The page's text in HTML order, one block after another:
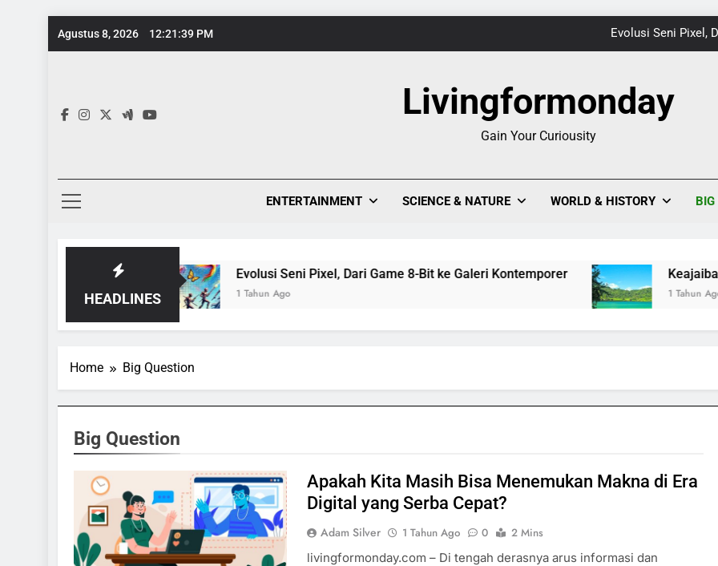
Agustus 8, 2026 12:21:39 PM Evolusi Seni Pixel,
Keajaiban Warna-Warni Danau Linow, Destinasi
Livingformonday
Gain Your Curiousity
ENTERTAINMENT SCIENCE & NATURE WORLD & HISTORY BIG
HEADLINES
Evolusi Seni Pixel, Dari Game 8-Bit ke Galeri Kontemporer
1 Tahun Ago
Keajaiban
1 Tahun Ago
Home Big Question
Big Question
Apakah Kita Masih Bisa Menemukan Makna di Era
Digital yang Serba Cepat?
Adam Silver 1 Tahun Ago 0
2 Mins
livingformonday.com – Di tengah derasnya arus informasi dan